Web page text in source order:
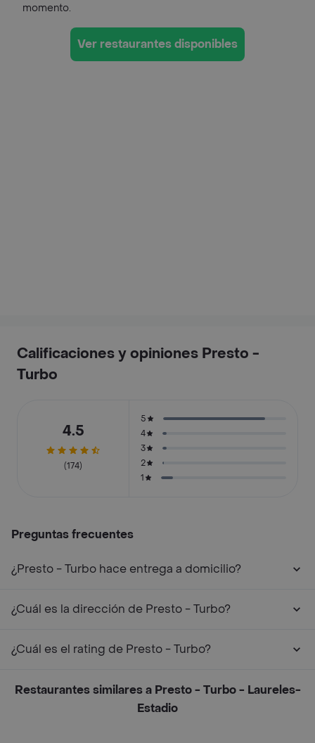
momento.
Ver restaurantes disponibles
Calificaciones y opiniones Presto -
Turbo
4.5
(174)
5
4
3
2
1
Preguntas frecuentes
¿Presto - Turbo hace entrega a domicilio?
¿Cuál es la dirección de Presto - Turbo?
¿Cuál es el rating de Presto - Turbo?
Restaurantes similares a Presto - Turbo - Laureles-
Estadio